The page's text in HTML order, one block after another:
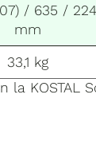
/ 635 / 224
mm
33,1 kg
KOSTAL